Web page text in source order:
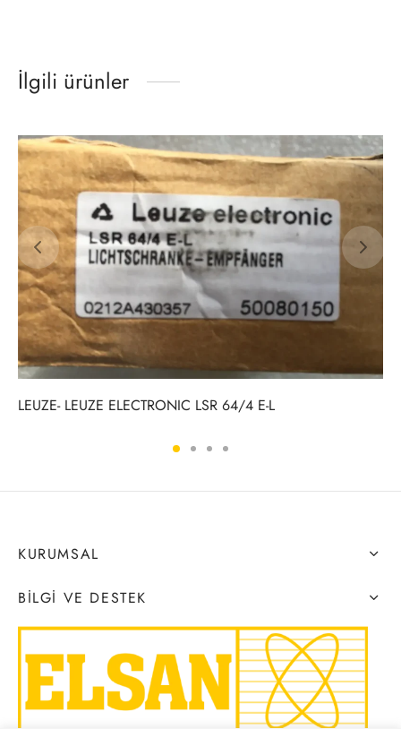
İlgili ürünler
LEUZE- LEUZE ELECTRONIC LSR 64/4 E-L
KURUMSAL
BILGI VE DESTEK